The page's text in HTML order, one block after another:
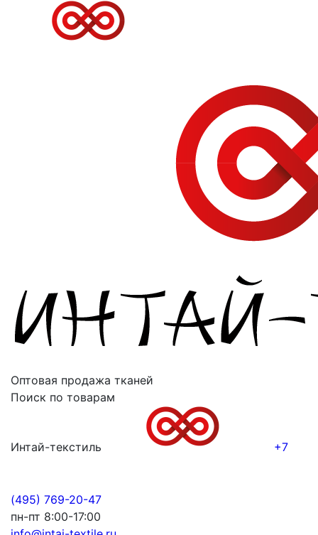
Оптовая продажа тканей
Поиск по товарам
Интай-текстиль +7
(495) 769-20-47
пн-пт 8:00-17:00